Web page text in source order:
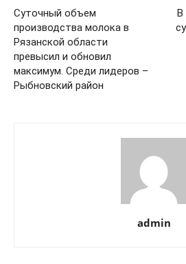
Суточный объем
производства молока в
Рязанской области
превысил и обновил
максимум. Среди лидеров –
Рыбновский район
В
admin